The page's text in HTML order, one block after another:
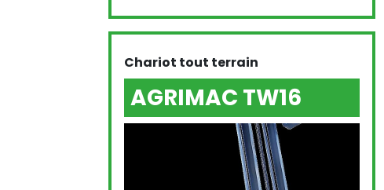
Chariot tout terrain
AGRIMAC TW16